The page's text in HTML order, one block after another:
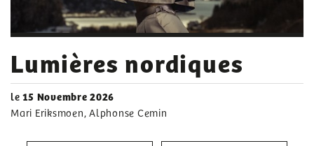
Lumières nordiques
le15 Novembre 2026
Mari Eriksmoen, Alphonse Cemin